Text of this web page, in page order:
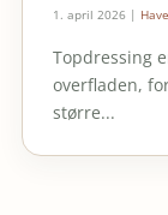
1. april 2026 | Have
Topdressing
overfladen,
større...